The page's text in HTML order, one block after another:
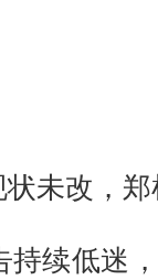
未改，郑
续低迷，